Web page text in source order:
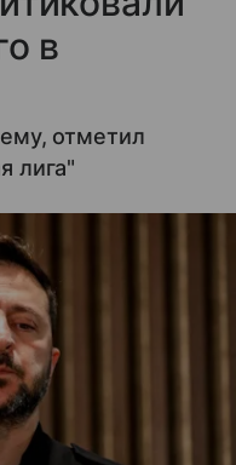
в
отметил
лига"